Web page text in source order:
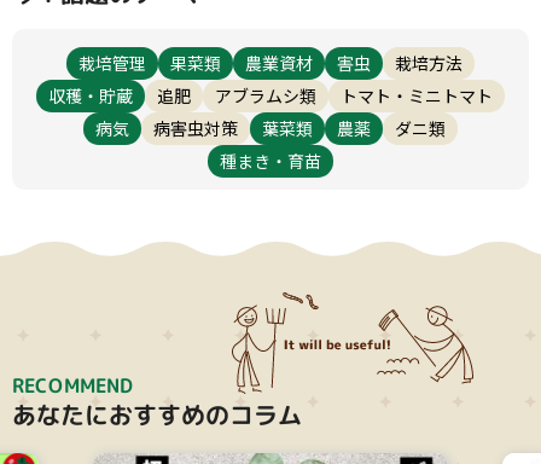
栽培管理 果菜類 農業資材 害虫
栽培方法
収穫・貯蔵
追肥 アブラムシ類
トマト・ミニトマト
病気
病害虫対策 葉菜類 農薬
ダニ類
種まき・育苗
RECOMMEND
あなたにおすすめのコラム